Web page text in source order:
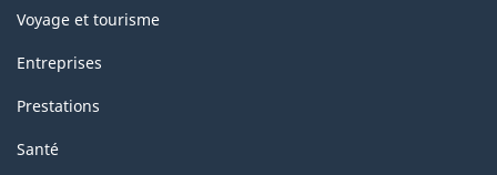
Voyage et tourisme
Entreprises
Prestations
Santé